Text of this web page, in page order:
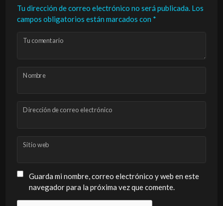
Tu dirección de correo electrónico no será publicada. Los
campos obligatorios están marcados con *
Tu comentario
Nombre
Dirección de correo electrónico
Sitio web
Guarda mi nombre, correo electrónico y web en este
navegador para la próxima vez que comente.